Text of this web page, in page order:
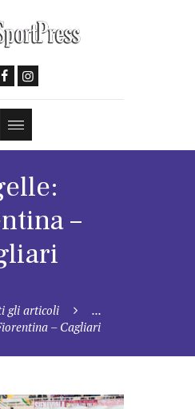
–
gli articoli
...
– Cagliari